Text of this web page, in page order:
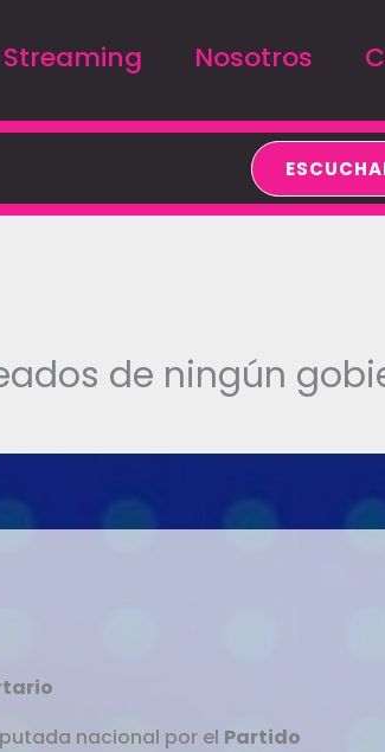
Streaming Nosotros
de ningún
nacional por el Partido